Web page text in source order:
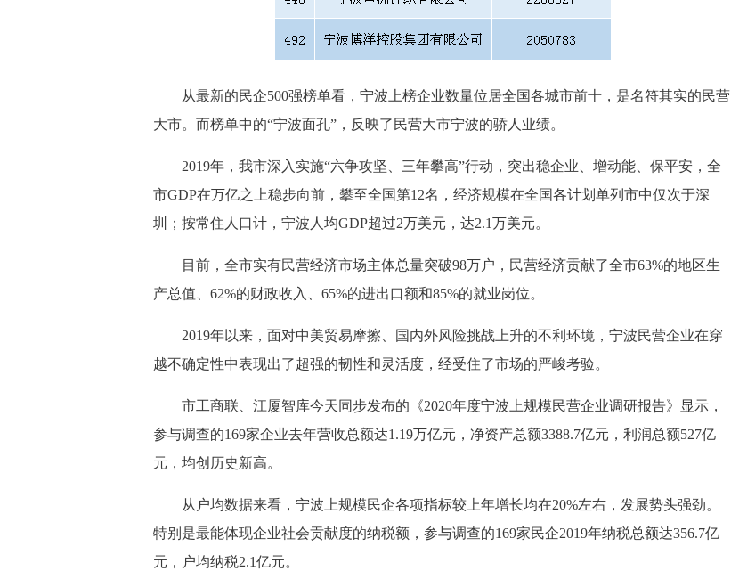
从最新的民企500强榜单看，宁波上榜企业数量位居全国各城市前十，是名符其实的民营
大市。而榜单中的“宁波面孔”，反映了民营大市宁波的骄人业绩。
2019年，我市深入实施“六争攻坚、三年攀高”行动，突出稳企业、增动能、保平安，全
市GDP在万亿之上稳步向前，攀至全国第12名，经济规模在全国各计划单列市中仅次于深
圳；按常住人口计，宁波人均GDP超过2万美元，达2.1万美元。
目前， 全市实有民营经济市场主体总量突破98万户，民营经济贡献了全市63%的地区生
产总值、62%的财政收入、65%的进出口额和85%的就业岗位。
2019年以来，面对中美贸易摩擦、国内外风险挑战上升的不利环境，宁波民营企业在穿
越不确定性中表现出了超强的韧性和灵活度，经受住了市场的严峻考验。
市工商联、江厦智库今天同步发布的《2020年度宁波上规模民营企业调研报告》显示，
参与调查的169家企业去年营收总额达1.19万亿元，净资产总额3388.7亿元，利润总额527亿
元，均创历史新高。
从户均数据来看，宁波上规模民企各项指标较上年增长均在20%左右，发展势头强劲。
特别是最能体现企业社会贡献度的纳税额，参与调查的169家民企2019年纳税总额达356.7亿
元，户均纳税2.1亿元。